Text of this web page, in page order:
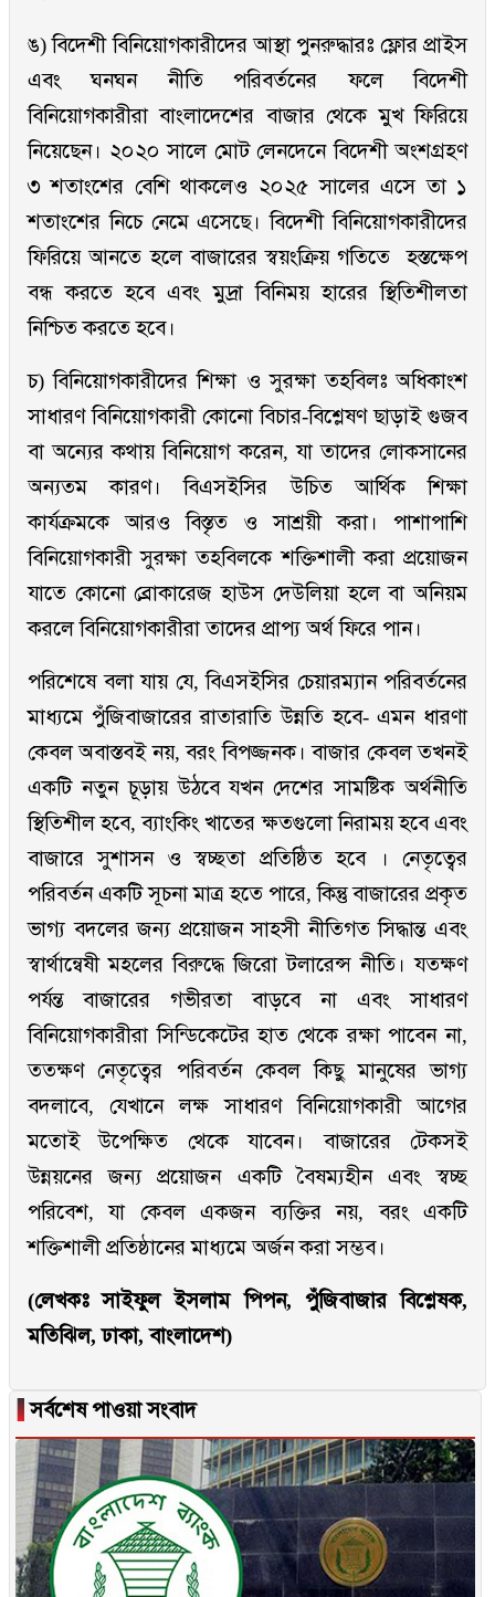
ঙ) বিদেশী বিনিয়োগকারীদের আস্থা পুনরুদ্ধারঃ ফ্লোর প্রাইস
এবং ঘনঘন নীতি পরিবর্তনের ফলে বিদেশী
বিনিয়োগকারীরা বাংলাদেশের বাজার থেকে মুখ ফিরিয়ে
নিয়েছেন। ২০২০ সালে মোট লেনদেনে বিদেশী অংশগ্রহণ
৩ শতাংশের বেশি থাকলেও ২০২৫ সালের এসে তা ১
শতাংশের নিচে নেমে এসেছে। বিদেশী বিনিয়োগকারীদের
ফিরিয়ে আনতে হলে বাজারের স্বয়ংক্রিয় গতিতে হস্তক্ষেপ
বন্ধ করতে হবে এবং মুদ্রা বিনিময় হারের স্থিতিশীলতা
নিশ্চিত করতে হবে।
চ) বিনিয়োগকারীদের শিক্ষা ও সুরক্ষা তহবিলঃ অধিকাংশ
সাধারণ বিনিয়োগকারী কোনো বিচার-বিশ্লেষণ ছাড়াই গুজব
বা অন্যের কথায় বিনিয়োগ করেন, যা তাদের লোকসানের
অন্যতম কারণ। বিএসইসির উচিত আর্থিক শিক্ষা
কার্যক্রমকে আরও বিস্তৃত ও সাশ্রয়ী করা। পাশাপাশি
বিনিয়োগকারী সুরক্ষা তহবিলকে শক্তিশালী করা প্রয়োজন
যাতে কোনো ব্রোকারেজ হাউস দেউলিয়া হলে বা অনিয়ম
করলে বিনিয়োগকারীরা তাদের প্রাপ্য অর্থ ফিরে পান।
পরিশেষে বলা যায় যে, বিএসইসির চেয়ারম্যান পরিবর্তনের
মাধ্যমে পুঁজিবাজারের রাতারাতি উন্নতি হবে- এমন ধারণা
কেবল অবাস্তবই নয়, বরং বিপজ্জনক। বাজার কেবল তখনই
একটি নতুন চূড়ায় উঠবে যখন দেশের সামষ্টিক অর্থনীতি
স্থিতিশীল হবে, ব্যাংকিং খাতের ক্ষতগুলো নিরাময় হবে এবং
বাজারে সুশাসন ও স্বচ্ছতা প্রতিষ্ঠিত হবে । নেতৃত্বের
পরিবর্তন একটি সূচনা মাত্র হতে পারে, কিন্তু বাজারের প্রকৃত
ভাগ্য বদলের জন্য প্রয়োজন সাহসী নীতিগত সিদ্ধান্ত এবং
স্বার্থান্বেষী মহলের বিরুদ্ধে জিরো টলারেন্স নীতি। যতক্ষণ
পর্যন্ত বাজারের গভীরতা বাড়বে না এবং সাধারণ
বিনিয়োগকারীরা সিন্ডিকেটের হাত থেকে রক্ষা পাবেন না,
ততক্ষণ নেতৃত্বের পরিবর্তন কেবল কিছু মানুষের ভাগ্য
বদলাবে, যেখানে লক্ষ সাধারণ বিনিয়োগকারী আগের
মতোই উপেক্ষিত থেকে যাবেন। বাজারের টেকসই
উন্নয়নের জন্য প্রয়োজন একটি বৈষম্যহীন এবং স্বচ্ছ
পরিবেশ, যা কেবল একজন ব্যক্তির নয়, বরং একটি
শক্তিশালী প্রতিষ্ঠানের মাধ্যমে অর্জন করা সম্ভব।
(লেখকঃ সাইফুল ইসলাম পিপন, পুঁজিবাজার বিশ্লেষক,
মতিঝিল, ঢাকা, বাংলাদেশ)
▐সর্বশেষ পাওয়া সংবাদ